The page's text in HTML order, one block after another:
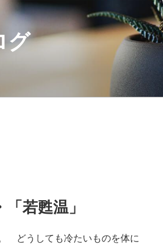
グ
若甦温」
どうしても冷たいものを体に